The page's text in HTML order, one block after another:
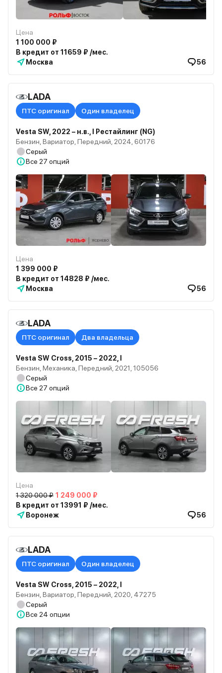
Цена
1 100 000 ₽
В кредит от 11659 ₽ /мес.
Москва
56
LADA
ПТС оригинал Один владелец
Vesta SW, 2022 – н.в., I Рестайлинг (NG)
Бензин, Вариатор, Передний, 2024, 60176
Серый
Все 27 опций
Цена
1 399 000 ₽
В кредит от 14828 ₽ /мес.
Москва
56
LADA
ПТС оригинал Два владельца
Vesta SW Cross, 2015 – 2022, I
Бензин, Механика, Передний, 2021, 105056
Серый
Все 27 опций
Цена
1 320 000 ₽ 1 249 000 ₽
В кредит от 13991 ₽ /мес.
Воронеж
56
LADA
ПТС оригинал Один владелец
Vesta SW Cross, 2015 – 2022, I
Бензин, Вариатор, Передний, 2020, 47275
Серый
Все 24 опции